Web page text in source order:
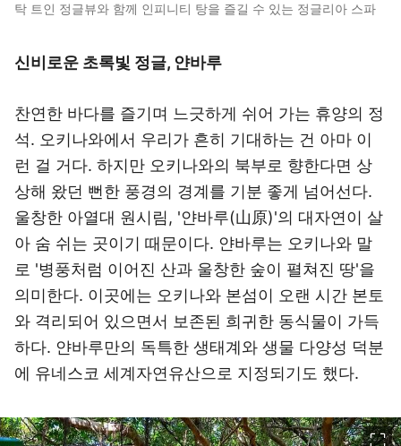
탁 트인 정글뷰와 함께 인피니티 탕을 즐길 수 있는 정글리아 스파
신비로운 초록빛 정글, 얀바루
찬연한 바다를 즐기며 느긋하게 쉬어 가는 휴양의 정
석. 오키나와에서 우리가 흔히 기대하는 건 아마 이
런 걸 거다. 하지만 오키나와의 북부로 향한다면 상
상해 왔던 뻔한 풍경의 경계를 기분 좋게 넘어선다.
울창한 아열대 원시림, '얀바루(山原)'의 대자연이 살
아 숨 쉬는 곳이기 때문이다. 얀바루는 오키나와 말
로 '병풍처럼 이어진 산과 울창한 숲이 펼쳐진 땅'을
의미한다. 이곳에는 오키나와 본섬이 오랜 시간 본토
와 격리되어 있으면서 보존된 희귀한 동식물이 가득
하다. 얀바루만의 독특한 생태계와 생물 다양성 덕분
에 유네스코 세계자연유산으로 지정되기도 했다.